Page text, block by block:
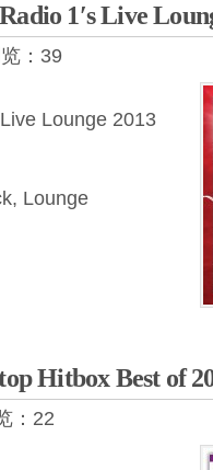
1′s Live
：39
Lounge 2013
Lounge
Hitbox Best of
：22